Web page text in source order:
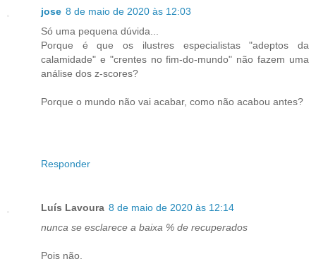
jose 8 de maio de 2020 às 12:03
Só uma pequena dúvida...
Porque é que os ilustres especialistas "adeptos da
calamidade" e "crentes no fim-do-mundo" não fazem uma
análise dos z-scores?
Porque o mundo não vai acabar, como não acabou antes?
Responder
Luís Lavoura 8 de maio de 2020 às 12:14
nunca se esclarece a baixa % de recuperados
Pois não.